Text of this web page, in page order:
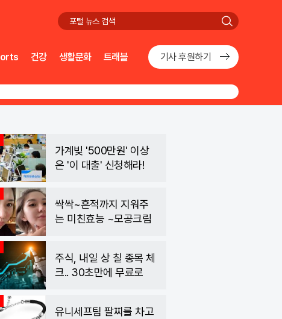
검
건강 생활문화 트래블 기사 후원하기
가계빚 '500만원' 이상
은 '이 대출' 신청해라!
싹싹~흔적까지 지워주
는 미친효능 ~모공크림
주식, 내일 상 칠 종목 체
크.. 30초만에 무료로
유니세프팀 팔찌를 차고